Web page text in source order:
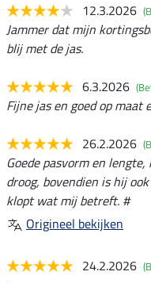
12.3.2026
Jammer dat mijn
blij met de jas.
6.3.2026
Fijne jas en goed op maat
26.2.2026
Goede pasvorm en
droog, bovendien is hij
klopt wat mij betreft. #
Origineel bekijken
24.2.2026